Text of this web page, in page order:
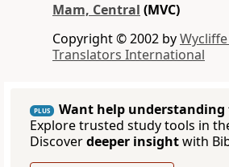
Mam, Central (MVC)
Copyright © 2002 by
Translators International
PLUS
Want help understanding
Explore trusted study tools in
Discoverdeeper insightwith